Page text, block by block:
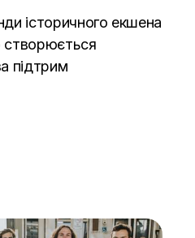
історичного екшена
створюється
підтрим